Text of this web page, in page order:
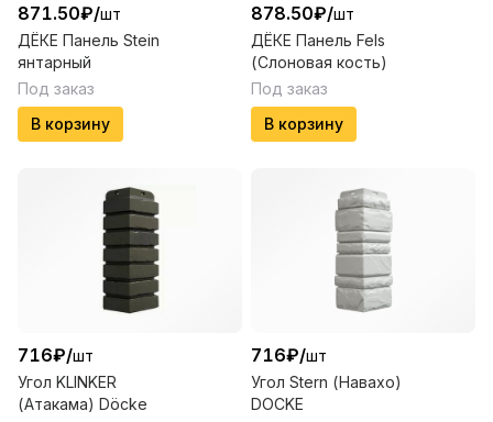
871.50₽/шт
ДЁКЕ Панель Stein
янтарный
Под заказ
В корзину
878.50₽/шт
ДЁКЕ Панель Fels
(Слоновая кость)
Под заказ
В корзину
716₽/шт
Угол KLINKER
(Атакама) Döcke
716₽/шт
Угол Stern (Навахо)
DOCKE